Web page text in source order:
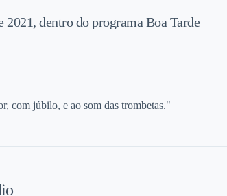
dentro do programa Boa Tarde
com júbilo, e ao som das trombetas."